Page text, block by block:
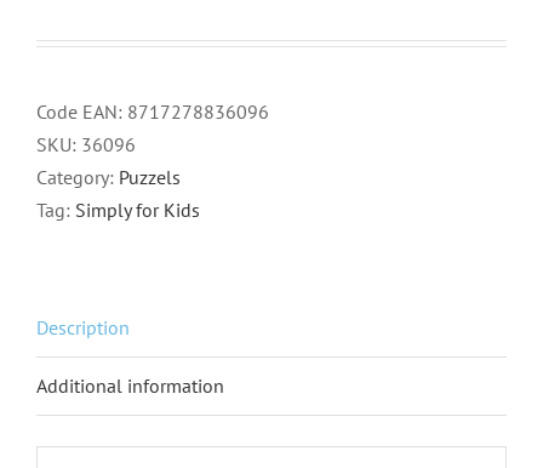
Code EAN: 8717278836096
SKU: 36096
Category: Puzzels
Tag: Simply for Kids
Description
Additional information